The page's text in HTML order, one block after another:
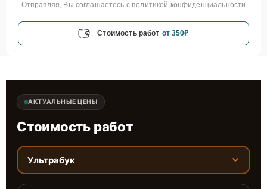
Отправляя, Вы соглашаетесь с политикой конфиденциальности
Стоимость работ от 350₽
АКТУАЛЬНЫЕ ЦЕНЫ
Стоимость работ
Ультрабук